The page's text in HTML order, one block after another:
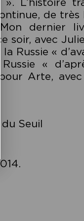
de très
dernier
soir, avec
Russie «
«
Arte,
Seuil